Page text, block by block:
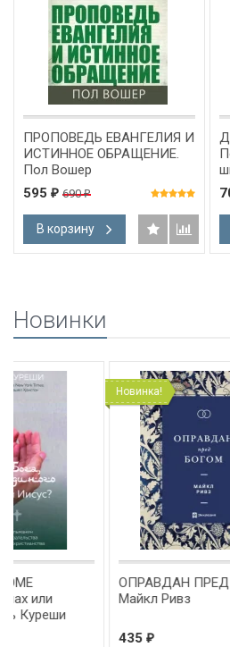
ПРОПОВЕДЬ ЕВАНГЕЛИЯ И
ИСТИННОЕ ОБРАЩЕНИЕ.
Пол Вошер
595 ₽ 690₽
В корзину
Новинки
Новинка!
ОПРАВДАН ПРЕД БОГОМ.
Майкл Ривз